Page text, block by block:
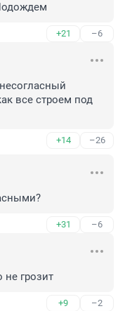
+21 –6
все строем под
+14 –26
+31 –6
не грозит
+9 –2